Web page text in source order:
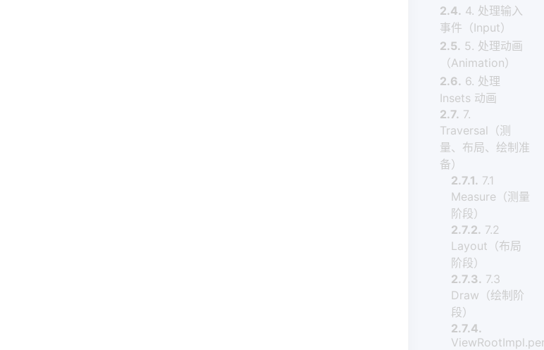
2.4. 4. 处理输入
事件（Input）
2.5. 5. 处理动画
（Animation）
2.6. 6. 处理
Insets 动画
2.7. 7.
Traversal（测
量、布局、绘制准
备）
2.7.1. 7.1
Measure（测量
阶段）
2.7.2. 7.2
Layout（布局
阶段）
2.7.3. 7.3
Draw（绘制阶
段）
2.7.4.